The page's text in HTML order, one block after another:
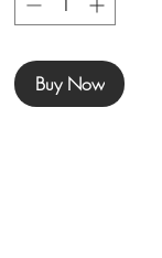
Buy Now